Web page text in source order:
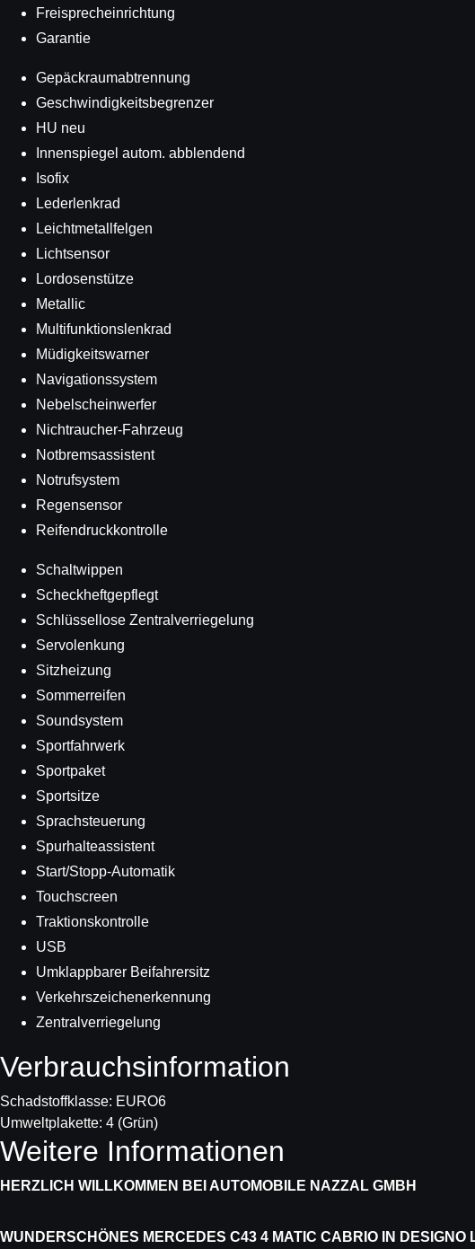
Freisprecheinrichtung
Garantie
Gepäckraumabtrennung
Geschwindigkeitsbegrenzer
HU neu
Innenspiegel autom. abblendend
Isofix
Lederlenkrad
Leichtmetallfelgen
Lichtsensor
Lordosenstütze
Metallic
Multifunktionslenkrad
Müdigkeitswarner
Navigationssystem
Nebelscheinwerfer
Nichtraucher-Fahrzeug
Notbremsassistent
Notrufsystem
Regensensor
Reifendruckkontrolle
Schaltwippen
Scheckheftgepflegt
Schlüssellose Zentralverriegelung
Servolenkung
Sitzheizung
Sommerreifen
Soundsystem
Sportfahrwerk
Sportpaket
Sportsitze
Sprachsteuerung
Spurhalteassistent
Start/Stopp-Automatik
Touchscreen
Traktionskontrolle
USB
Umklappbarer Beifahrersitz
Verkehrszeichenerkennung
Zentralverriegelung
Verbrauchs­information
Schadstoffklasse: EURO6
Umweltplakette: 4 (Grün)
Weitere Informationen
HERZLICH WILLKOMMEN BEI AUTOMOBILE NAZZAL GMBH
WUNDERSCHÖNES MERCEDES C43 4 MATIC CABRIO IN